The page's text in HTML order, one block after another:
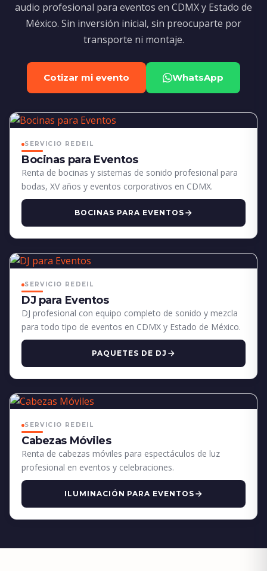
audio profesional para eventos en CDMX y Estado de
México. Sin inversión inicial, sin preocuparte por
transporte ni montaje.
Cotizar mi evento WhatsApp
SERVICIO REDEIL
Bocinas para Eventos
Renta de bocinas y sistemas de sonido profesional para
bodas, XV años y eventos corporativos en CDMX.
BOCINAS PARA EVENTOS
SERVICIO REDEIL
DJ para Eventos
DJ profesional con equipo completo de sonido y mezcla
para todo tipo de eventos en CDMX y Estado de México.
PAQUETES DE DJ
SERVICIO REDEIL
Cabezas Móviles
Renta de cabezas móviles para espectáculos de luz
profesional en eventos y celebraciones.
ILUMINACIÓN PARA EVENTOS